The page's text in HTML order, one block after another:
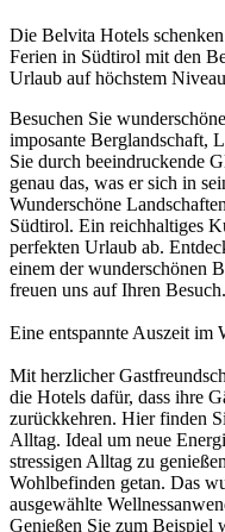
Die Belvita Hotels
Ferien in Südtirol mit den
Urlaub auf höchstem
Besuchen Sie
imposante Berglandschaft,
Sie durch beeindruckende
genau das, was er sich in
Wunderschöne
Südtirol. Ein reichhaltiges
perfekten Urlaub ab.
einem der wunderschönen
freuen uns auf Ihren Besuch.
Eine entspannte Auszeit im
Mit herzlicher
die Hotels dafür, dass ihre
zurückkehren. Hier finden
Alltag. Ideal um neue
stressigen Alltag zu
Wohlbefinden getan. Das
ausgewählte
Genießen Sie zum Beispiel